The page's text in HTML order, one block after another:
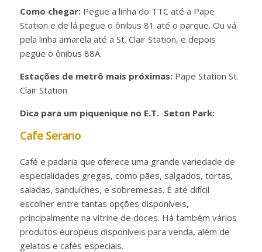
Como chegar: Pegue a linha do TTC até a Pape
Station e de lá pegue o ônibus 81 até o parque. Ou vá
pela linha amarela até a St. Clair Station, e depois
pegue o ônibus 88A.
Estações de metrô mais próximas: Pape Station St.
Clair Station
Dica para um piquenique no E.T. Seton Park:
Cafe Serano
Café e padaria que oferece uma grande variedade de
especialidades gregas, como pães, salgados, tortas,
saladas, sanduíches, e sobremesas. É até difícil
escolher entre tantas opções disponíveis,
principalmente na vitrine de doces. Há também vários
produtos europeus disponíveis para venda, além de
gelatos e cafés especiais.